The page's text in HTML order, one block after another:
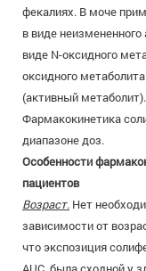
фекалиях. В моче
в виде
виде N-оксидного
оксидного
(активный метаболит).
Фармакокинетика
диапазоне доз.
Особенности
пациентов
Возраст. Нет
зависимости от
что экспозиция